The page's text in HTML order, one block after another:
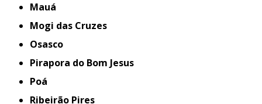
Mauá
Mogi das Cruzes
Osasco
Pirapora do Bom Jesus
Poá
Ribeirão Pires